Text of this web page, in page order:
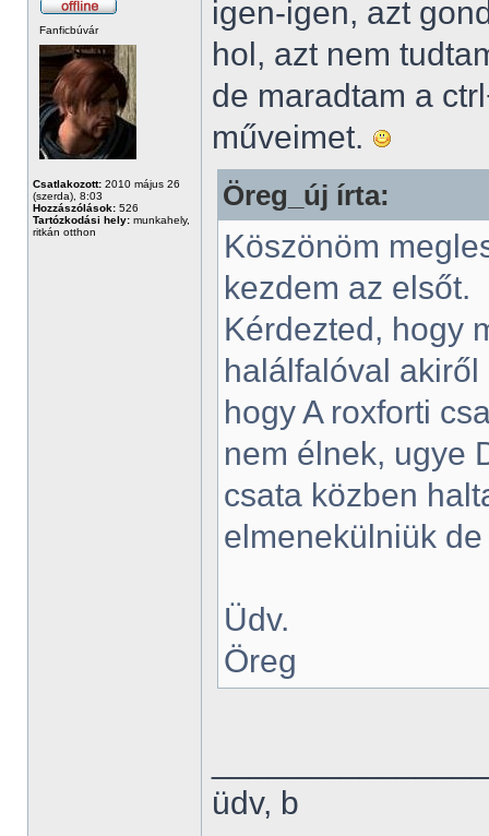
Fanficbúvár
Csatlakozott: 2010 május 26
(szerda), 8:03
Hozzászólások: 526
Tartózkodási hely: munkahely,
ritkán otthon
igen-igen, azt
hol, azt nem
de maradtam a
műveimet.
Öreg_új írta:
Köszönöm
kezdem az elsőt.
Kérdezted, hogy
halálfalóval
hogy A roxforti
nem élnek, ugye
csata közben
elmenekülniük
Üdv.
Öreg
üdv, b